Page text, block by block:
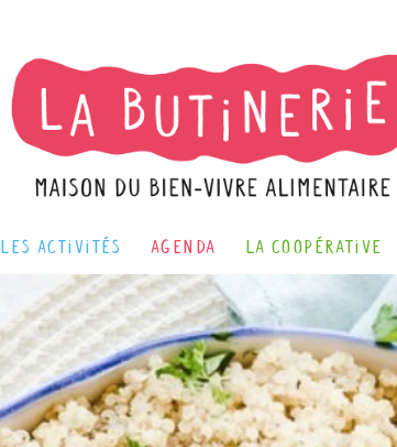
Les activités Agenda La Coopérative